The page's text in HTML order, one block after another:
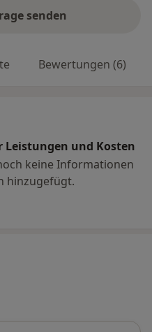
senden
Bewertungen (6)
und Kosten
keine Informationen
hinzugefügt.